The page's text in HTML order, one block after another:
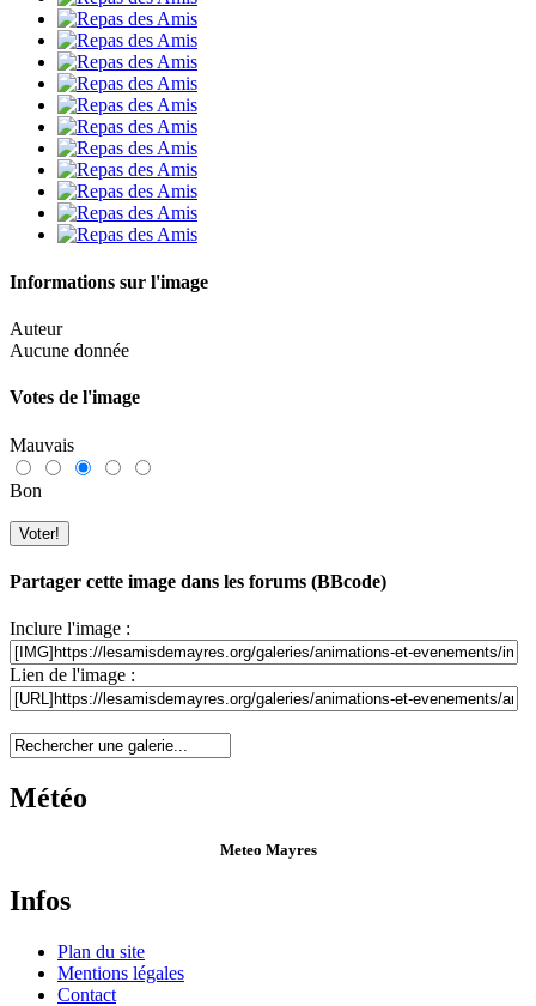
Informations sur l'image
Auteur
Aucune donnée
Votes de l'image
Mauvais
Bon
Partager cette image dans les forums (BBcode)
Inclure l'image :
Lien de l'image :
Météo
Meteo Mayres
Infos
Plan du site
Mentions légales
Contact